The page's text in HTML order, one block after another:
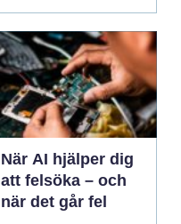
När AI hjälper dig
att felsöka – och
när det går fel